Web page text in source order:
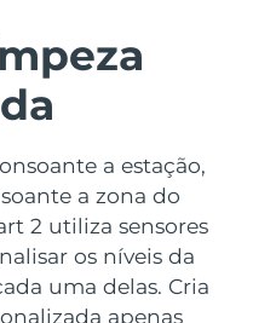
a estação,
a zona do
2 utiliza sensores
os níveis da
uma delas. Cria
apenas
Cuidado oral
prevista
prevista
prevista 17/08/2026
prevista 14/08/2026